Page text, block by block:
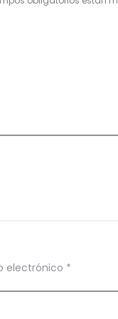
electrónico *